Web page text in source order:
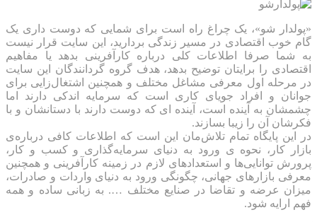
«پولدار شو»، یک چراغ راه است برای شمایی که دوست داری یک
گام خوب اقتصادی در مسیر زندگی بردارید، این سایت قرار نیست
به شما صرفا اطلاعات کلی درباره کارآفرینی بدهد یا مفاهیم
اقتصادی را برایتان توضیح بدهد، هدف گروه گردانندگان این سایت
در مرحله اول معرفی مشاغل مختلف و همچنین اشتغال‌زایی برای
جوانان و افراد جویای کاری است که سرمایه اندکی دارند اما
چشمشان به آینده است، آینده ای که دوست دارند با دستانشان و با
فکرشان آن را زیبا بسازند.
در این پایگاه تمام تلاش‌مان این است که ‌اطلاعات کافی درباره‌ی
بازار کار، نحوه ی ورود به دنیای سرمایه‌گذاری و کسب و کار،
پرورش توانایی‌ها و استعدادهای لازم در زمینه کارآفرینی و همچنین
معرفی بازارهای جهانی، چگونگی ورود به دنیای واردات و صادرات،
میزان عرضه و تقاضا در صنایع مختلف …. به زبانی ساده و همه
فهم ارایه شود.